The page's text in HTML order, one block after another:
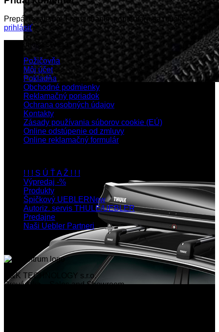
Prepáčte, ale pred zanechaním komentára sa musíte
prihlásiť.
Zákaznícka sekcia
Požičovňa
Môj účet
Pokladňa
Obchodné podmienky
Reklamačný poriadok
Ochrana osobných údajov
Kontakty
Zásady používania súborov cookie (EÚ)
Online odstúpenie od zmluvy
Online reklamačný formulár
! ! ! S Ú Ť A Ž ! ! !
Výpredaj -%
Produkty
Špičkový UEBLER
Autoriz. servis THULE/UEBLER
Predajne
Naši Uebler Partneri
M&K TECHNOLOGY s.r.o.
Prevádzka – Sales and Showroom